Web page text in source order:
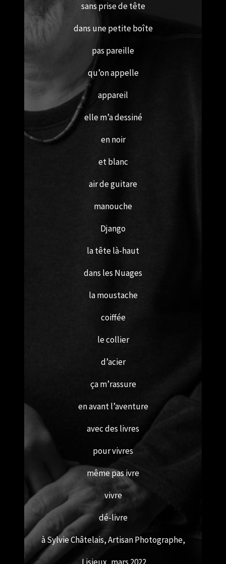
sans prise de tête
dans une petite boîte
pas pareille
qu’on appelle
appareil
elle m’a dessiné
en noir
et blanc
air de guitare
manouche
Django
la tête là-haut
dans les Nuages
la moustache
coiffée
le collier
d’acier
ça m’rassure
en avant l’aventure
avec des livres
pour vivres
même pas ivre
vivre
dé-livre
à Sylvie Châtelais, Artisan Photographe,